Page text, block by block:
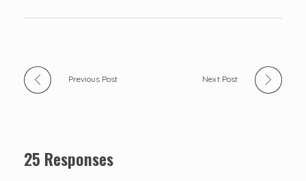
Previous Post Next Post
25 Responses